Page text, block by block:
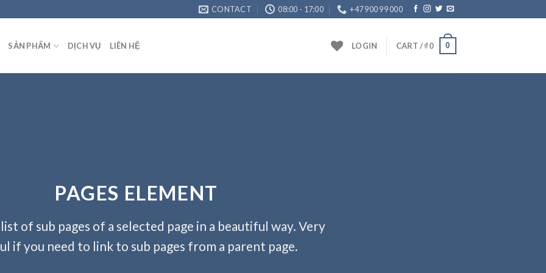
CONTACT 08:00 - 17:00 +47 900 99 000
SẢN PHẨM DỊCH VỤ LIÊN HỆ LOGIN CART /₫0 0
PAGES ELEMENT
of sub pages of a selected page in a beautiful way. Very
if you need to link to sub pages from a parent page.